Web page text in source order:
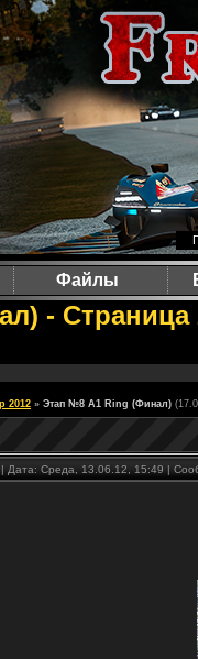
Файлы
- Страница
2012 » Этап №8 А1 Ring (Финал)
| Дата: Среда, 13.06.12, 15:49 |